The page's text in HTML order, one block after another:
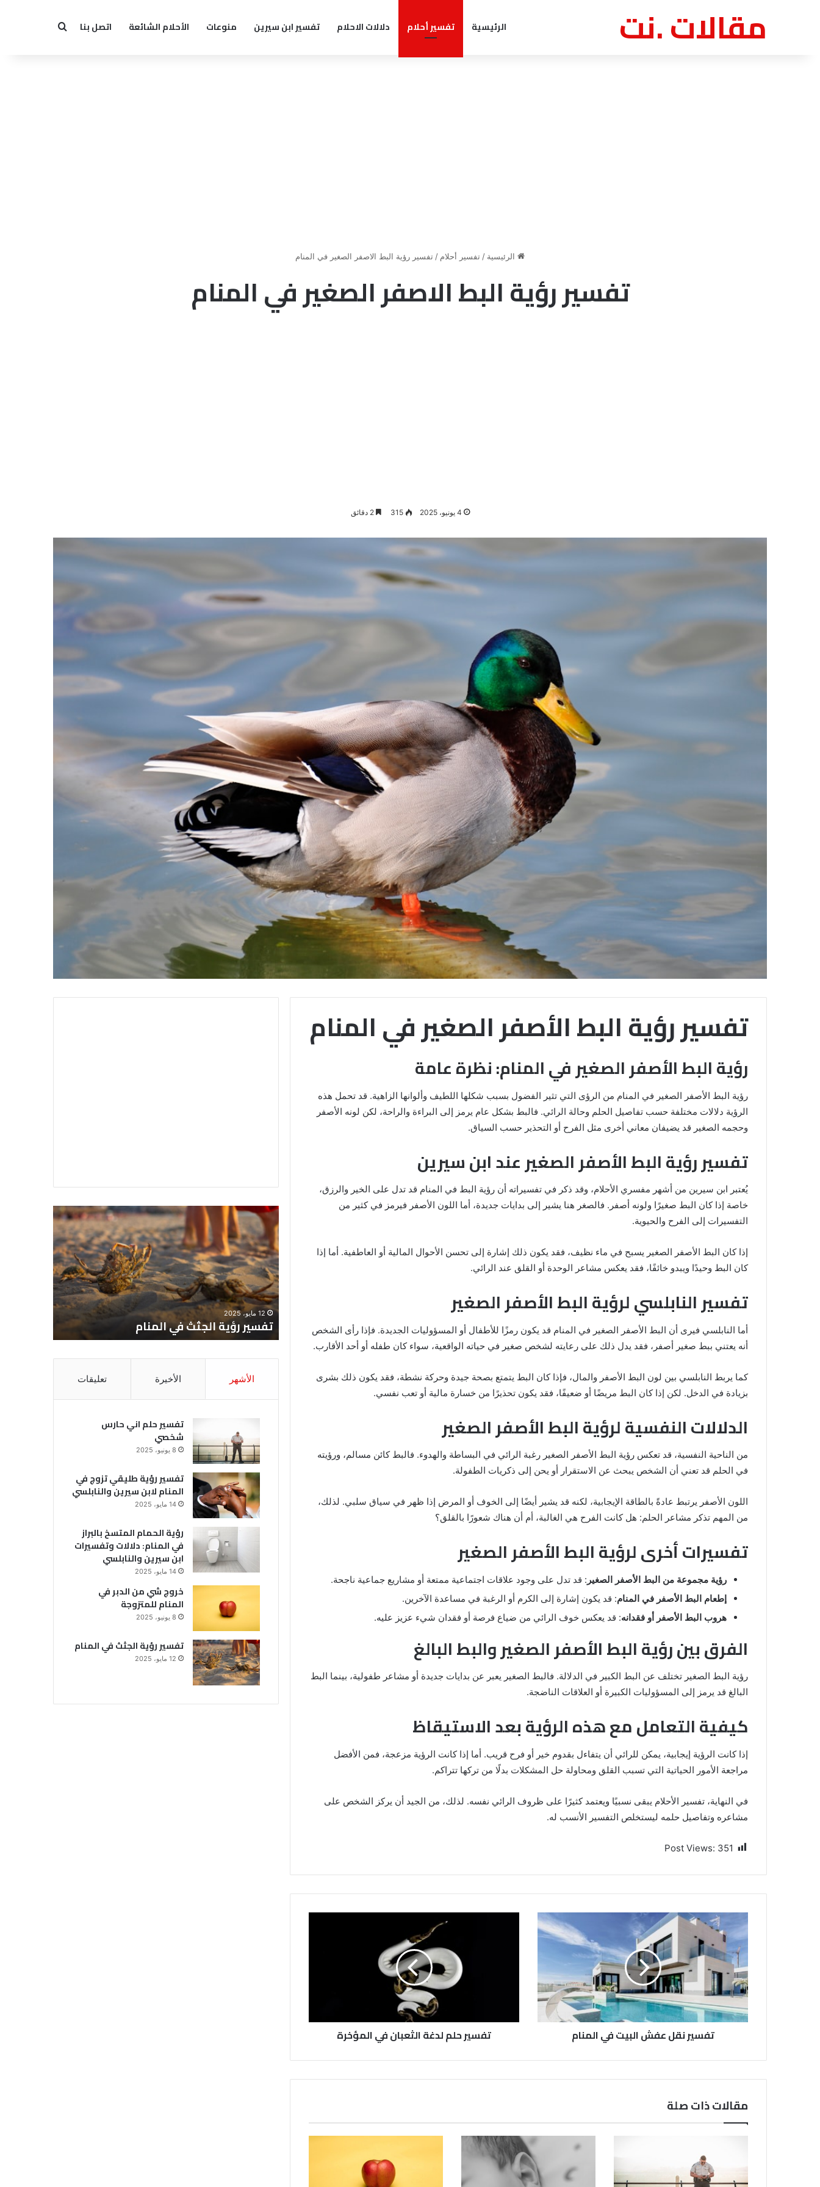
مقالات .نت الرئيسية تفسير أحلام دلالات الاحلام تفسير ابن سيرين منوعات الأحلام الشائعة اتصل بنا بحث عن
الرئيسية / تفسير أحلام / تفسير رؤية البط الاصفر الصغير في المنام
تفسير رؤية البط الاصفر الصغير في المنام
4 يونيو، 2025 315 2 دقائق
تفسير رؤية البط الأصفر الصغير في المنام
رؤية البط الأصفر الصغير في المنام: نظرة عامة
رؤية البط الأصفر الصغير في المنام من الرؤى التي تثير الفضول بسبب شكلها اللطيف وألوانها الزاهية. قد تحمل هذه
الرؤية دلالات مختلفة حسب تفاصيل الحلم وحالة الرائي. فالبط بشكل عام يرمز إلى البراءة والراحة، لكن لونه الأصفر
وحجمه الصغير قد يضيفان معاني أخرى مثل الفرح أو التحذير حسب السياق.
تفسير رؤية البط الأصفر الصغير عند ابن سيرين
يُعتبر ابن سيرين من أشهر مفسري الأحلام، وقد ذكر في تفسيراته أن رؤية البط في المنام قد تدل على الخير والرزق،
خاصة إذا كان البط صغيرًا ولونه أصفر. فالصغر هنا يشير إلى بدايات جديدة، أما اللون الأصفر فيرمز في كثير من
التفسيرات إلى الفرح والحيوية.
إذا كان البط الأصفر الصغير يسبح في ماء نظيف، فقد يكون ذلك إشارة إلى تحسن الأحوال المالية أو العاطفية. أما إذا
كان البط وحيدًا ويبدو خائفًا، فقد يعكس مشاعر الوحدة أو القلق عند الرائي.
تفسير النابلسي لرؤية البط الأصفر الصغير
أما النابلسي فيرى أن البط الأصفر الصغير في المنام قد يكون رمزًا للأطفال أو المسؤوليات الجديدة. فإذا رأى الشخص
أنه يعتني ببط صغير أصفر، فقد يدل ذلك على رعايته لشخص صغير في حياته الواقعية، سواء كان طفله أو أحد الأقارب.
كما يربط النابلسي بين لون البط الأصفر والمال، فإذا كان البط يتمتع بصحة جيدة وحركة نشطة، فقد يكون ذلك بشرى
بزيادة في الدخل. لكن إذا كان البط مريضًا أو ضعيفًا، فقد يكون تحذيرًا من خسارة مالية أو تعب نفسي.
الدلالات النفسية لرؤية البط الأصفر الصغير
من الناحية النفسية، قد تعكس رؤية البط الأصفر الصغير رغبة الرائي في البساطة والهدوء. فالبط كائن مسالم، ورؤيته
في الحلم قد تعني أن الشخص يبحث عن الاستقرار أو يحن إلى ذكريات الطفولة.
اللون الأصفر يرتبط عادةً بالطاقة الإيجابية، لكنه قد يشير أيضًا إلى الخوف أو المرض إذا ظهر في سياق سلبي. لذلك،
من المهم تذكر مشاعر الحلم: هل كانت الفرح هي الغالبة، أم أن هناك شعورًا بالقلق؟
تفسيرات أخرى لرؤية البط الأصفر الصغير
رؤية مجموعة من البط الأصفر الصغير : قد تدل على وجود علاقات اجتماعية ممتعة أو مشاريع جماعية ناجحة.
إطعام البط الأصفر في المنام: قد يكون إشارة إلى الكرم أو الرغبة في مساعدة الآخرين.
هروب البط الأصفر أو فقدانه: قد يعكس خوف الرائي من ضياع فرصة أو فقدان شيء عزيز عليه.
الفرق بين رؤية البط الأصفر الصغير والبط البالغ
رؤية البط الصغير تختلف عن البط الكبير في الدلالة. فالبط الصغير يعبر عن بدايات جديدة أو مشاعر طفولية، بينما البط
البالغ قد يرمز إلى المسؤوليات الكبيرة أو العلاقات الناضجة.
كيفية التعامل مع هذه الرؤية بعد الاستيقاظ
إذا كانت الرؤية إيجابية، يمكن للرائي أن يتفاءل بقدوم خير أو فرح قريب. أما إذا كانت الرؤية مزعجة، فمن الأفضل
مراجعة الأمور الحياتية التي تسبب القلق ومحاولة حل المشكلات بدلًا من تركها تتراكم.
في النهاية، تفسير الأحلام يبقى نسبيًا ويعتمد كثيرًا على ظروف الرائي نفسه. لذلك، من الجيد أن يركز الشخص على
مشاعره وتفاصيل حلمه ليستخلص التفسير الأنسب له.
Post Views: 351
تفسير نقل عفش البيت في المنام تفسير حلم لدغة الثعبان في المؤخرة
مقالات ذات صلة
رؤية
الحمام
بالبراز
في
المنام:
وتفسيرات
سيرين
والنابلسي
رؤية الحمام المتسخ بالبراز في المنام:
دلالات وتفسيرات ابن سيرين والنابلسي
خروج
الدبر
في
المنام
خروج شي من الدبر في المنام للمتزوجة
تفسير
رؤية
الجثث
في
المنام
12 مايو، 2025
تفسير رؤية الجثث في المنام
تفسير
اني
حارس
شخصي
الأشهر الأخيرة تعليقات
تفسير حلم اني حارس
شخصي
8 يونيو، 2025
تفسير رؤية طليقي تزوج في
المنام لابن سيرين والنابلسي
14 مايو، 2025
رؤية الحمام المتسخ بالبراز
في المنام: دلالات وتفسيرات
ابن سيرين والنابلسي
14 مايو، 2025
خروج شي من الدبر في
المنام للمتزوجة
8 يونيو، 2025
تفسير رؤية الجثث في المنام
12 مايو، 2025